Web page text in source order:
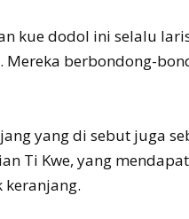
kue dodol ini selalu
Mereka berbondong-
yang di sebut juga
Ti Kwe, yang
keranjang.